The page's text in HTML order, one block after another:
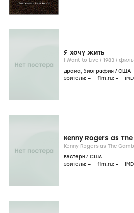
Я хочу жить
I Want to Live / 1983 /
драма, биография / США
зрители: – film.ru: –
Kenny Rogers as
Adventure Continues
Kenny Rogers as The
вестерн / США
зрители: – film.ru: –